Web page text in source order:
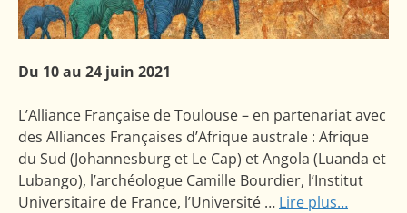
Du 10 au 24 juin 2021
L’Alliance Française de Toulouse – en partenariat avec
des Alliances Françaises d’Afrique australe : Afrique
du Sud (Johannesburg et Le Cap) et Angola (Luanda et
Lubango), l’archéologue Camille Bourdier, l’Institut
Universitaire de France, l’Université … Lire plus…